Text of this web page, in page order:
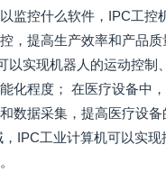
监控什么软件，IPC工控
，提高生产效率和产品
以实现机器人的运动控制
化程度； 在医疗设备中
数据采集，提高医疗设
IPC工业计算机可以实现